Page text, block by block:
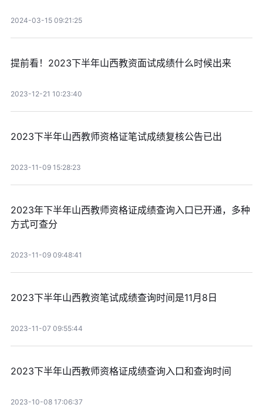
2024-03-15 09:21:25
提前看！2023下半年山西教资面试成绩什么时候出来
2023-12-21 10:23:40
2023下半年山西教师资格证笔试成绩复核公告已出
2023-11-09 15:28:23
2023年下半年山西教师资格证成绩查询入口已开通，多种
方式可查分
2023-11-09 09:48:41
2023下半年山西教资笔试成绩查询时间是11月8日
2023-11-07 09:55:44
2023下半年山西教师资格证成绩查询入口和查询时间
2023-10-08 17:06:37